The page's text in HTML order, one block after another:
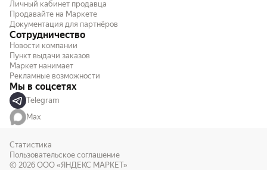
Личный кабинет продавца
Продавайте на Маркете
Документация для партнёров
Сотрудничество
Новости компании
Пункт выдачи заказов
Маркет нанимает
Рекламные возможности
Мы в соцсетях
Telegram
Max
Статистика
Пользовательское соглашение
© 2026 ООО «ЯНДЕКС МАРКЕТ»